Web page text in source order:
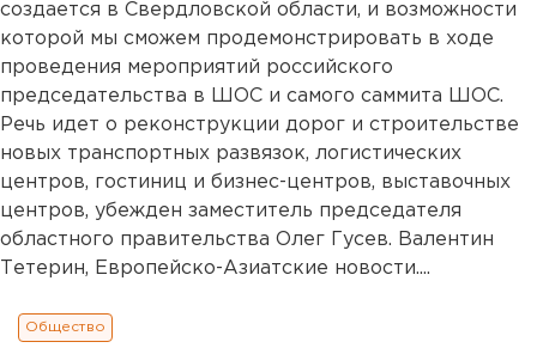
создается в Свердловской области, и возможности
которой мы сможем продемонстрировать в ходе
проведения мероприятий российского
председательства в ШОС и самого саммита ШОС.
Речь идет о реконструкции дорог и строительстве
новых транспортных развязок, логистических
центров, гостиниц и бизнес-центров, выставочных
центров, убежден заместитель председателя
областного правительства Олег Гусев. Валентин
Тетерин, Европейско-Азиатские новости....
Общество